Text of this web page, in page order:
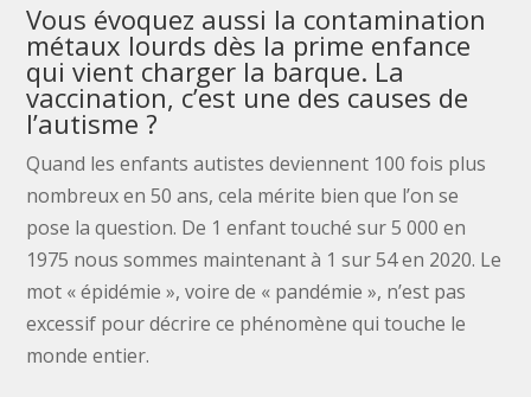
Vous évoquez aussi la contamination
métaux lourds dès la prime enfance
qui vient charger la barque. La
vaccination, c’est une des causes de
l’autisme ?
Quand les enfants autistes deviennent 100 fois plus
nombreux en 50 ans, cela mérite bien que l’on se
pose la question. De 1 enfant touché sur 5 000 en
1975 nous sommes maintenant à 1 sur 54 en 2020. Le
mot « épidémie », voire de « pandémie », n’est pas
excessif pour décrire ce phénomène qui touche le
monde entier.